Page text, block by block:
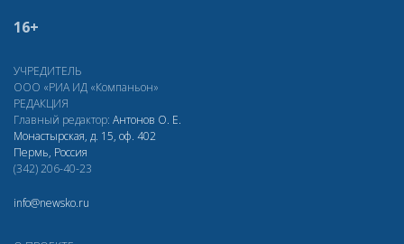
16+
УЧРЕДИТЕЛЬ
ООО «РИА ИД «Компаньон»
РЕДАКЦИЯ
Главный редактор: Антонов О. Е.
Монастырская, д. 15, оф. 402
Пермь, Россия
(342) 206-40-23
info@newsko.ru